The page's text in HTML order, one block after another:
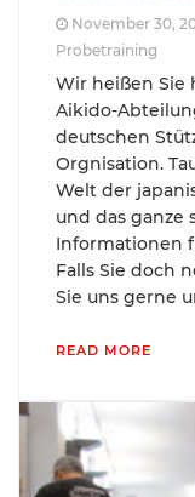
November 30,
Probetraining
Wir heißen Sie
Aikido-
deutschen
Orgnisation.
Welt der
und das ganze
Informationen
Falls Sie doch
Sie uns gerne
READ MORE